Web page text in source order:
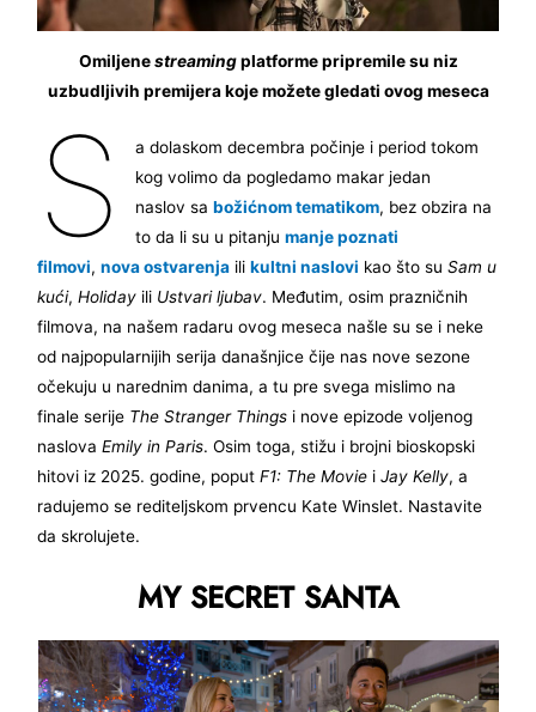
Omiljenestreamingplatforme pripremile su niz
uzbudljivih premijera koje možete gledati ovog meseca
S
a dolaskom decembra počinje i period tokom
kog volimo da pogledamo makar jedan
naslov sa božićnom tematikom, bez obzira na
to da li su u pitanju manje poznati
filmovi,nova ostvarenja ilikultni naslovi kao što suSam u
kući,Holiday ili Ustvari ljubav. Međutim, osim prazničnih
filmova, na našem radaru ovog meseca našle su se i neke
od najpopularnijih serija današnjice čije nas nove sezone
očekuju u narednim danima, a tu pre svega mislimo na
finale serije The Stranger Things i nove epizode voljenog
naslovaEmily in Paris. Osim toga, stižu i brojni bioskopski
hitovi iz 2025. godine, poputF1: The Movie iJay Kelly, a
radujemo se rediteljskom prvencu Kate Winslet. Nastavite
da skrolujete.
MY SECRET SANTA